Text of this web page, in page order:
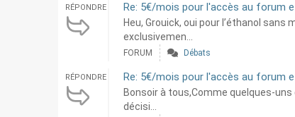
RÉPONDRE Re: 5€/mois pour l'accès au forum
Heu, Grouick, oui pour l’éthanol
exclusivemen...
FORUM Débats
RÉPONDRE Re: 5€/mois pour l'accès au forum
Bonsoir à tous,Comme quelques-
décisi...